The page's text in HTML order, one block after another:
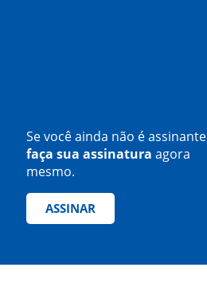
Se você ainda não é assinante
faça sua assinatura agora
mesmo.
ASSINAR